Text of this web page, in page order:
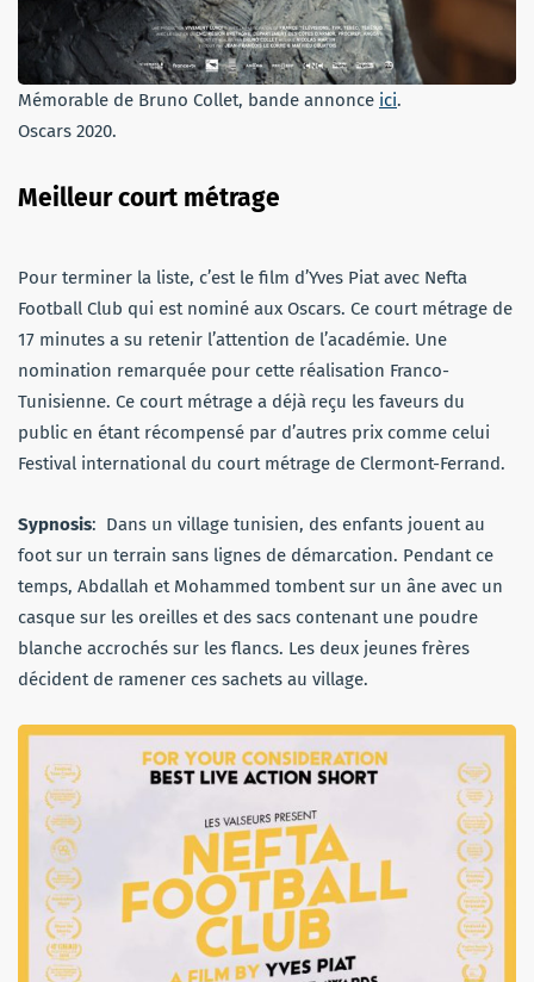
Mémorable de Bruno Collet, bande annonce ici.
Oscars 2020.
Meilleur court métrage
Pour terminer la liste, c’est le film d’Yves Piat avec Nefta
Football Club qui est nominé aux Oscars. Ce court métrage de
17 minutes a su retenir l’attention de l’académie. Une
nomination remarquée pour cette réalisation Franco-
Tunisienne. Ce court métrage a déjà reçu les faveurs du
public en étant récompensé par d’autres prix comme celui
Festival international du court métrage de Clermont-Ferrand.
Sypnosis: Dans un village tunisien, des enfants jouent au
foot sur un terrain sans lignes de démarcation. Pendant ce
temps, Abdallah et Mohammed tombent sur un âne avec un
casque sur les oreilles et des sacs contenant une poudre
blanche accrochés sur les flancs. Les deux jeunes frères
décident de ramener ces sachets au village.